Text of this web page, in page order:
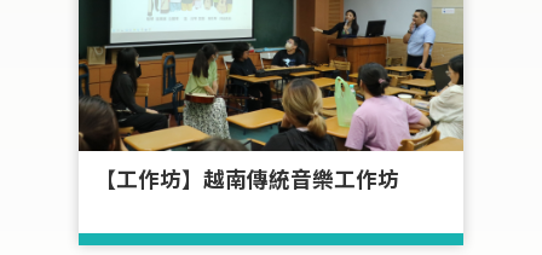
【工作坊】越南傳統音樂工作坊